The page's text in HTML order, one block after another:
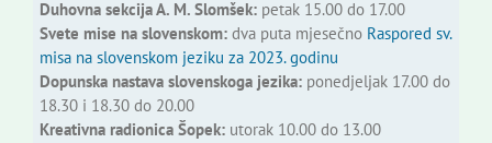
Duhovna sekcija A. M. Slomšek:petak 15.00 do 17.00
Svete mise na slovenskom:dva puta mjesečno Raspored sv.
misa na slovenskom jeziku za 2023. godinu
Dopunska nastava slovenskoga jezika:ponedjeljak 17.00 do
18.30 i 18.30 do 20.00
Kreativna radionica Šopek:utorak 10.00 do 13.00